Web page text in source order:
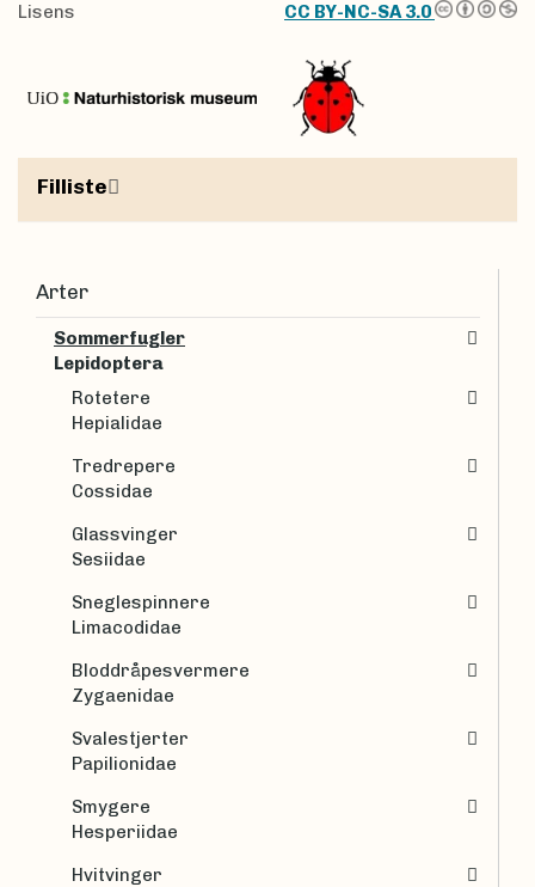
Lisens
CC BY-NC-SA 3.0
Filliste
Arter
Sommerfugler
Lepidoptera
Rotetere
Hepialidae
Tredrepere
Cossidae
Glassvinger
Sesiidae
Sneglespinnere
Limacodidae
Bloddråpesvermere
Zygaenidae
Svalestjerter
Papilionidae
Smygere
Hesperiidae
Hvitvinger